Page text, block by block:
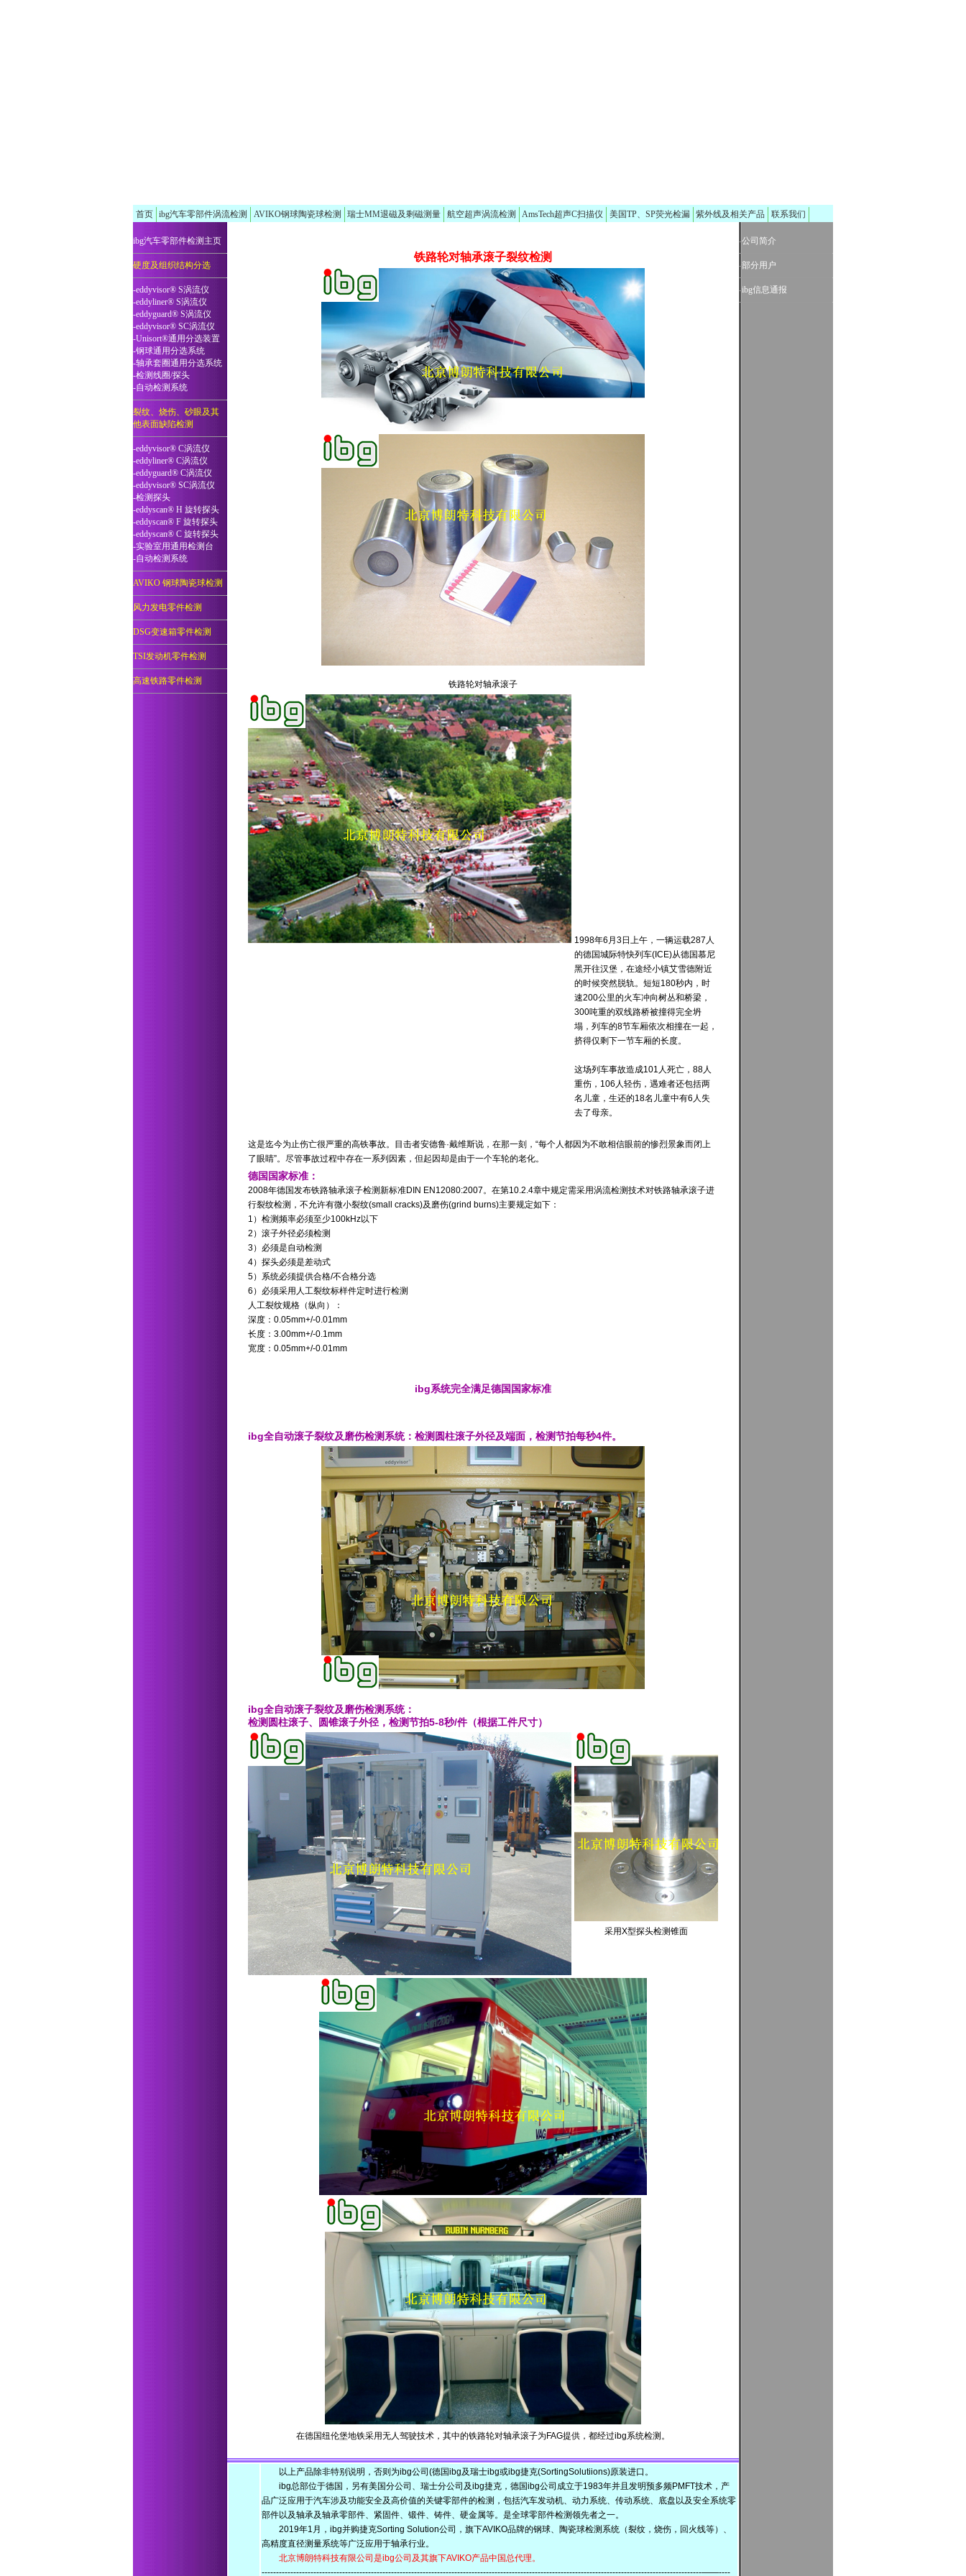
首页 ibg汽车零部件涡流检测 AVIKO钢球陶瓷球检测 瑞士MM退磁及剩磁测量 航空超声涡流检测 AmsTech超声C扫描仪 美国TP、SP荧光检漏 紫外线及相关产品 联系我们
ibg汽车零部件检测主页
硬度及组织结构分选
-eddyvisor® S涡流仪
-eddyliner® S涡流仪
-eddyguard® S涡流仪
-eddyvisor® SC涡流仪
-Unisort®通用分选装置
-钢球通用分选系统
-轴承套圈通用分选系统
-检测线圈/探头
-自动检测系统
裂纹、烧伤、砂眼及其
他表面缺陷检测
-eddyvisor® C涡流仪
-eddyliner® C涡流仪
-eddyguard® C涡流仪
-eddyvisor® SC涡流仪
-检测探头
-eddyscan® H 旋转探头
-eddyscan® F 旋转探头
-eddyscan® C 旋转探头
-实验室用通用检测台
-自动检测系统
AVIKO 钢球陶瓷球检测
风力发电零件检测
DSG变速箱零件检测
TSI发动机零件检测
高速铁路零件检测
铁路轮对轴承滚子裂纹检测
铁路轮对轴承滚子
1998年6月3日上午，一辆运载287人
的德国城际特快列车(ICE)从德国慕尼
黑开往汉堡，在途经小镇艾雪德附近
的时候突然脱轨。短短180秒内，时
速200公里的火车冲向树丛和桥梁，
300吨重的双线路桥被撞得完全坍
塌，列车的8节车厢依次相撞在一起，
挤得仅剩下一节车厢的长度。
这场列车事故造成101人死亡，88人
重伤，106人轻伤，遇难者还包括两
名儿童，生还的18名儿童中有6人失
去了母亲。
这是迄今为止伤亡很严重的高铁事故。目击者安德鲁·戴维斯说，在那一刻，“每个人都因为不敢相信眼前的惨烈景象而闭上
了眼睛”。尽管事故过程中存在一系列因素，但起因却是由于一个车轮的老化。
德国国家标准：
2008年德国发布铁路轴承滚子检测新标准DIN EN12080:2007。在第10.2.4章中规定需采用涡流检测技术对铁路轴承滚子进
行裂纹检测，不允许有微小裂纹(small cracks)及磨伤(grind burns)主要规定如下：
1）检测频率必须至少100kHz以下
2）滚子外径必须检测
3）必须是自动检测
4）探头必须是差动式
5）系统必须提供合格/不合格分选
6）必须采用人工裂纹标样件定时进行检测
人工裂纹规格（纵向）：
深度：0.05mm+/-0.01mm
长度：3.00mm+/-0.1mm
宽度：0.05mm+/-0.01mm
ibg系统完全满足德国国家标准
ibg全自动滚子裂纹及磨伤检测系统：检测圆柱滚子外径及端面，检测节拍每秒4件。
ibg全自动滚子裂纹及磨伤检测系统：
检测圆柱滚子、圆锥滚子外径，检测节拍5-8秒/件（根据工件尺寸）
采用X型探头检测锥面
在德国纽伦堡地铁采用无人驾驶技术，其中的铁路轮对轴承滚子为FAG提供，都经过ibg系统检测。
-公司简介
-部分用户
-ibg信息通报
以上产品除非特别说明，否则为ibg公司(德国ibg及瑞士ibg或ibg捷克(SortingSolutiions)原装进口。
ibg总部位于德国，另有美国分公司、瑞士分公司及ibg捷克，德国ibg公司成立于1983年并且发明预多频PMFT技术，产
品广泛应用于汽车涉及功能安全及高价值的关键零部件的检测，包括汽车发动机、动力系统、传动系统、底盘以及安全系统零
部件以及轴承及轴承零部件、紧固件、锻件、铸件、硬金属等。是全球零部件检测领先者之一。
2019年1月，ibg并购捷克Sorting Solution公司，旗下AVIKO品牌的钢球、陶瓷球检测系统（裂纹，烧伤，回火线等）、
高精度直径测量系统等广泛应用于轴承行业。
北京博朗特科技有限公司是ibg公司及其旗下AVIKO产品中国总代理。
---------------------------------------------------------------------------------------------------------------------------------------------------------——----